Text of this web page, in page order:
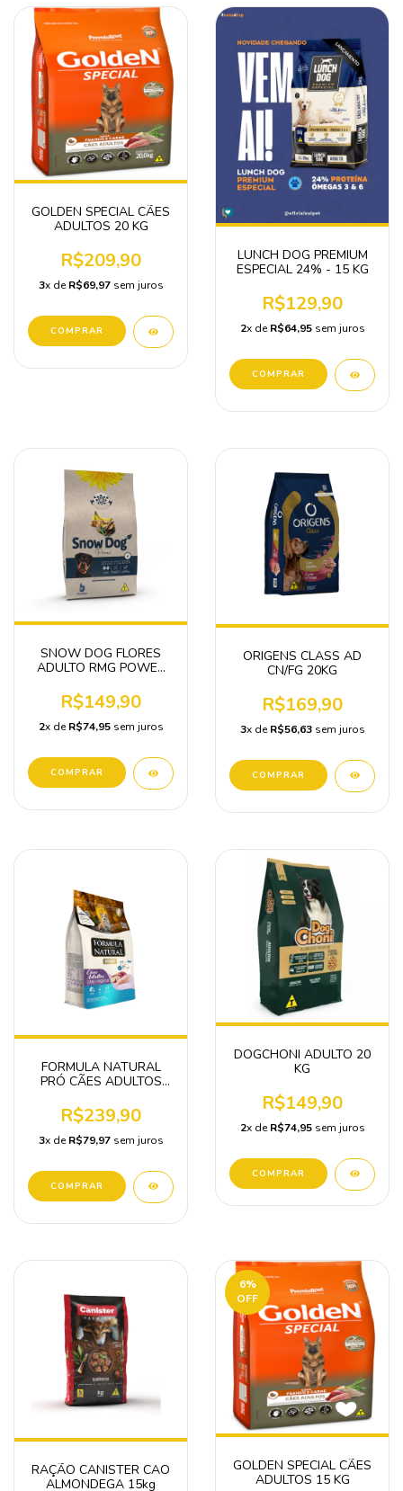
GOLDEN SPECIAL CÃES
ADULTOS 20 KG
R$209,90
3x deR$69,97sem juros
LUNCH DOG PREMIUM
ESPECIAL 24% - 15 KG
R$129,90
2x deR$64,95sem juros
SNOW DOG FLORES
ADULTO RMG POWER
R$149,90
2x deR$74,95sem juros
ORIGENS CLASS AD
CN/FG 20KG
R$169,90
3x deR$56,63sem juros
FORMULA NATURAL
PRÓ CÃES ADULTOS
15KG
R$239,90
3x deR$79,97sem juros
DOGCHONI ADULTO 20
KG
R$149,90
2x deR$74,95sem juros
COMPRAR
RAÇÃO CANISTER CAO
ALMONDEGA 15kg
6%
OFF
GOLDEN SPECIAL CÃES
ADULTOS 15 KG